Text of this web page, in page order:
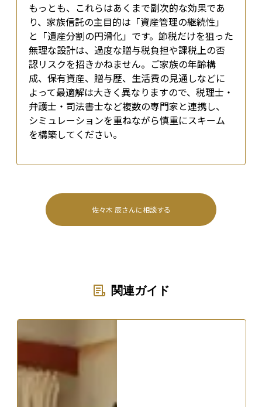
もっとも、これらはあくまで副次的な効果であ
り、家族信託の主目的は「資産管理の継続性」
と「遺産分割の円滑化」です。節税だけを狙った
無理な設計は、過度な贈与税負担や課税上の否
認リスクを招きかねません。ご家族の年齢構
成、保有資産、贈与歴、生活費の見通しなどに
よって最適解は大きく異なりますので、税理士・
弁護士・司法書士など複数の専門家と連携し、
シミュレーションを重ねながら慎重にスキーム
を構築してください。
佐々木 辰さんに相談する
関連ガイド